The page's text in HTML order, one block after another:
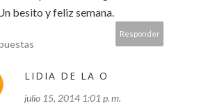
besito y feliz semana.
Responder
LIDIA DE LA O
julio 15, 2014 1:01 p. m.